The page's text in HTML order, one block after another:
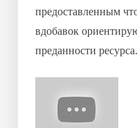
предоставленным
вдобавок
преданности ресурса.